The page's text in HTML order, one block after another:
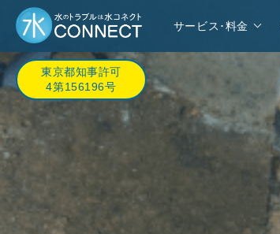
サービス･料金
東京都知事許可
4第156196号